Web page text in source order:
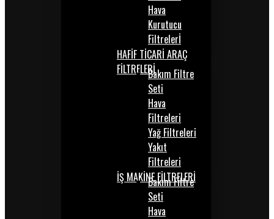
Hava
Kurutucu
Filtrelerİ
HAFİF TİCARİ ARAÇ
FİLTRELERİBakım Filtre
Seti
Hava
Filtreleri
Yağ Filtreleri
Yakıt
Filtreleri
İŞ MAKİNE FİLTRELERİ
Bakım Filtre
Seti
Hava